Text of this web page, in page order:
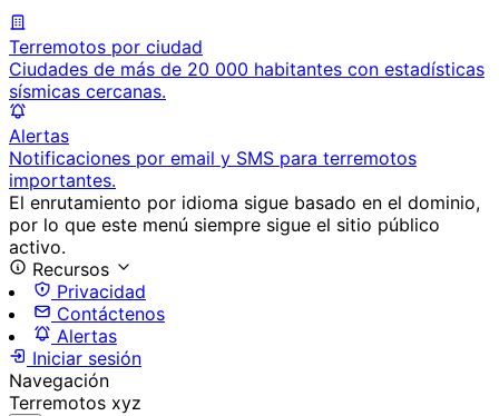
Terremotos por ciudad
Ciudades de más de 20 000 habitantes con estadísticas
sísmicas cercanas.
Alertas
Notificaciones por email y SMS para terremotos
importantes.
El enrutamiento por idioma sigue basado en el dominio,
por lo que este menú siempre sigue el sitio público
activo.
Recursos
Privacidad
Contáctenos
Alertas
Iniciar sesión
Navegación
Terremotos xyz